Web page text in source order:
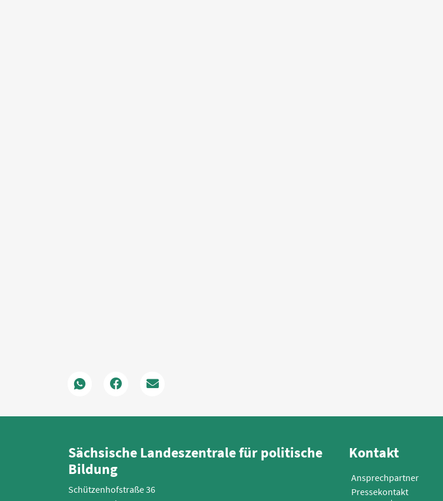
Sächsische Landeszentrale für politische
Bildung
Schützenhofstraße 36
Kontakt
Ansprechpartner
Pressekontakt